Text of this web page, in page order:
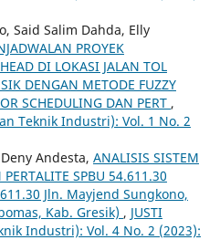
Said Salim Dahda, Elly
PROYEK
DI LOKASI JALAN TOL
DENGAN METODE FUZZY
SCHEDULING DAN PERT ,
Teknik Industri): Vol. 1 No. 2
Andesta, ANALISIS SISTEM
SPBU 54.611.30
Jln. Mayjend Sungkono,
Kab. Gresik) , JUSTI
Industri): Vol. 4 No. 2 (2023):